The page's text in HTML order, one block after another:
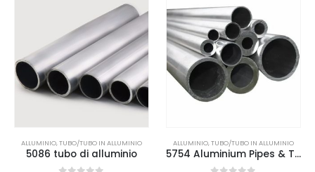
ALLUMINIO,TUBO/TUBO IN ALLUMINIO
5086 tubo di alluminio
ALLUMINIO,TUBO/TUBO IN ALLUMINIO
5754 Aluminium Pipes & Tubes